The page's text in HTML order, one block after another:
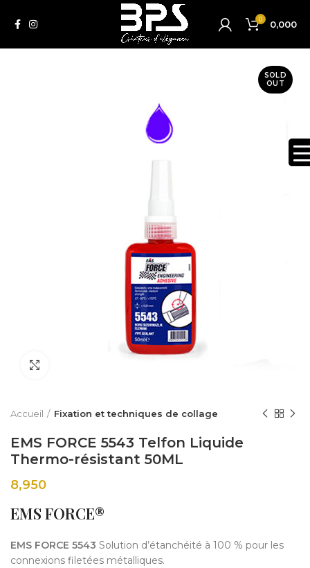
0 0,000
SOLD
OUT
Accueil Fixation et techniques de collage
EMS FORCE 5543 Telfon Liquide
Thermo-résistant 50ML
8,950
EMS FORCE®
EMS FORCE 5543 Solution d’étanchéité à 100 % pour les
connexions filetées métalliques.